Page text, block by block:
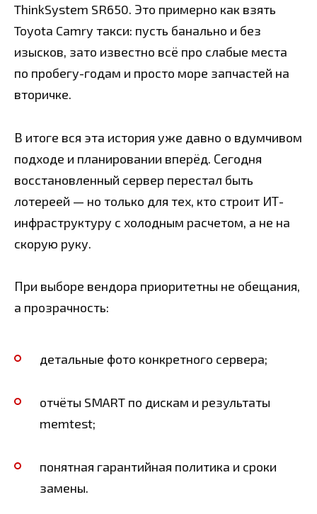
ThinkSystem SR650. Это примерно как взять
Toyota Camry такси: пусть банально и без
изысков, зато известно всё про слабые места
по пробегу-годам и просто море запчастей на
вторичке.
В итоге вся эта история уже давно о вдумчивом
подходе и планировании вперёд. Сегодня
восстановленный сервер перестал быть
лотереей — но только для тех, кто строит ИТ-
инфраструктуру с холодным расчетом, а не на
скорую руку.
При выборе вендора приоритетны не обещания,
а прозрачность:
детальные фото конкретного сервера;
отчёты SMART по дискам и результаты
memtest;
понятная гарантийная политика и сроки
замены.